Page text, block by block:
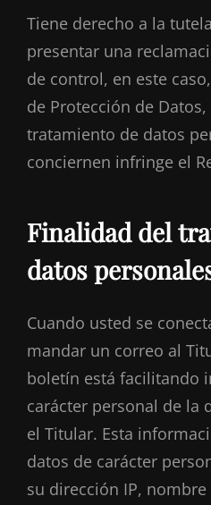
Tiene derecho a la
presentar una
de control, en este
de Protección de
tratamiento de datos
conciernen infringe el
Finalidad del
datos
Cuando usted se
mandar un correo al
boletín está facilitando
carácter personal de la
el Titular. Esta
datos de carácter
su dirección IP,